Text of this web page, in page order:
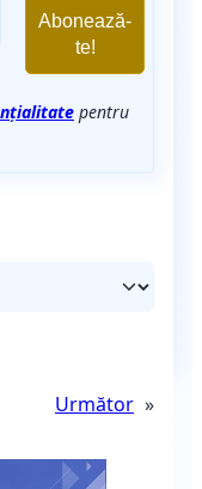
pentru
Următor »